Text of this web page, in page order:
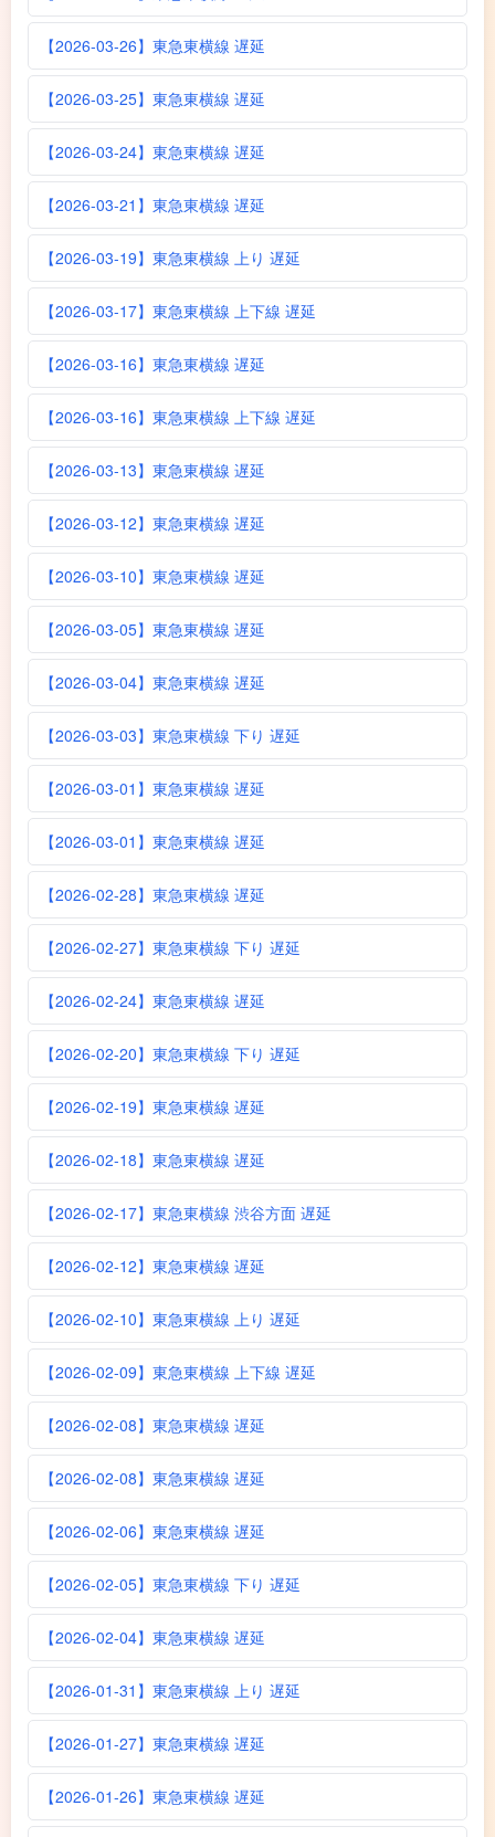
【2026-03-26】東急東横線 遅延
【2026-03-25】東急東横線 遅延
【2026-03-24】東急東横線 遅延
【2026-03-21】東急東横線 遅延
【2026-03-19】東急東横線 上り 遅延
【2026-03-17】東急東横線 上下線 遅延
【2026-03-16】東急東横線 遅延
【2026-03-16】東急東横線 上下線 遅延
【2026-03-13】東急東横線 遅延
【2026-03-12】東急東横線 遅延
【2026-03-10】東急東横線 遅延
【2026-03-05】東急東横線 遅延
【2026-03-04】東急東横線 遅延
【2026-03-03】東急東横線 下り 遅延
【2026-03-01】東急東横線 遅延
【2026-03-01】東急東横線 遅延
【2026-02-28】東急東横線 遅延
【2026-02-27】東急東横線 下り 遅延
【2026-02-24】東急東横線 遅延
【2026-02-20】東急東横線 下り 遅延
【2026-02-19】東急東横線 遅延
【2026-02-18】東急東横線 遅延
【2026-02-17】東急東横線 渋谷方面 遅延
【2026-02-12】東急東横線 遅延
【2026-02-10】東急東横線 上り 遅延
【2026-02-09】東急東横線 上下線 遅延
【2026-02-08】東急東横線 遅延
【2026-02-08】東急東横線 遅延
【2026-02-06】東急東横線 遅延
【2026-02-05】東急東横線 下り 遅延
【2026-02-04】東急東横線 遅延
【2026-01-31】東急東横線 上り 遅延
【2026-01-27】東急東横線 遅延
【2026-01-26】東急東横線 遅延